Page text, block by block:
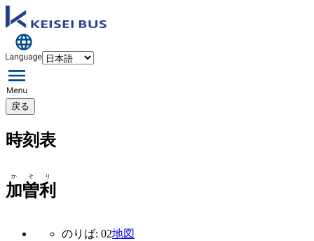
戻る
時刻表
加曽利
かそり
のりば: 02地図